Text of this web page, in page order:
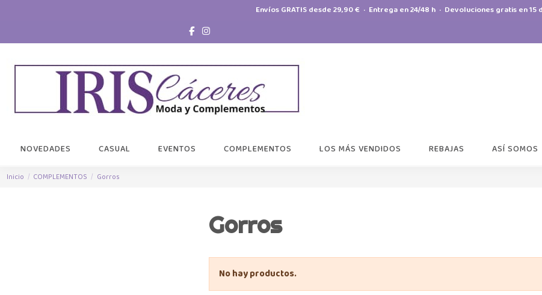
Envíos GRATIS desde 29,90 € · Entrega en 24/48 h · Devoluciones gratis en 15
NOVEDADES CASUAL EVENTOS COMPLEMENTOS LOS MÁS VENDIDOS REBAJAS ASÍ SOMOS
Inicio COMPLEMENTOS Gorros
Gorros
No hay productos.